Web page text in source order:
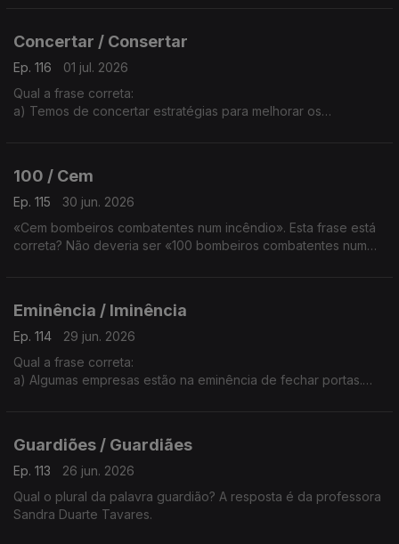
Concertar / Consertar
Ep. 116
01 jul. 2026
Qual a frase correta:
a) Temos de concertar estratégias para melhorar os
A explicação é da Sandra Duarte Tavares.
100 / Cem
Ep. 115
30 jun. 2026
«Cem bombeiros combatentes num incêndio». Esta frase está
correta? Não deveria ser «100 bombeiros combatentes num
Eminência / Iminência
Ep. 114
29 jun. 2026
Qual a frase correta:
a) Algumas empresas estão na eminência de fechar portas.
Guardiões / Guardiães
Ep. 113
26 jun. 2026
Qual o plural da palavra guardião? A resposta é da professora
Sandra Duarte Tavares.